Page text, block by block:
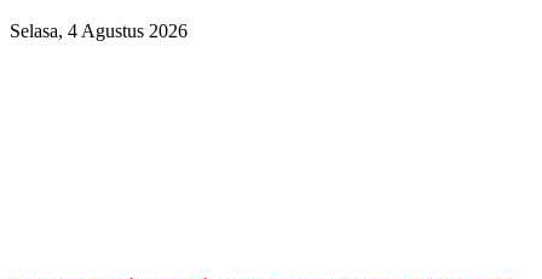
Selasa, 4 Agustus 2026